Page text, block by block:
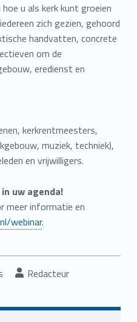
u als kerk kunt groeien
zich gezien, gehoord
handvatten, concrete
om de
eredienst en
kerkrentmeesters,
muziek, techniek),
en vrijwilligers.
uw agenda!
meer informatie en
webinar.
Written by:
Redacteur